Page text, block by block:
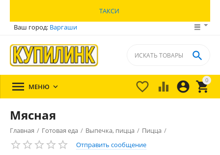
ТАКСИ
Ваш город: Варгаши
0


 

 МЕНЮ 
Мясная
Главная / Готовая еда / Выпечка, пицца / Пицца /
Отправить сообщение